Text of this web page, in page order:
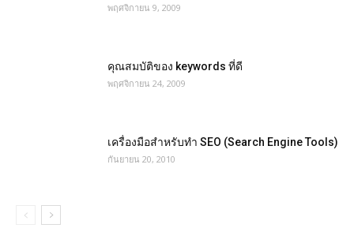
พฤศจิกายน 9, 2009
คุณสมบัติของ keywords ที่ดี
พฤศจิกายน 24, 2009
เครื่องมือสำหรับทำ SEO (Search Engine Tools)
กันยายน 20, 2010